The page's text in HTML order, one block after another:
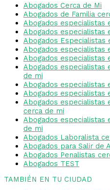
Abogados Cerca de Mi
Abogados de Familia
Abogados especialistas
Abogados especialistas
Abogados Especialistas
Abogados especialistas
Abogados especialistas
Abogados especialistas
de mi
Abogados especialistas
Abogados especialistas
Abogados especialistas
cerca de mi
Abogados especialistas
de mi
Abogados Laboralista
Abogados para Salir de
Abogados Penalistas
Abogados TEST
TAMBIÉN EN TU CIUDAD